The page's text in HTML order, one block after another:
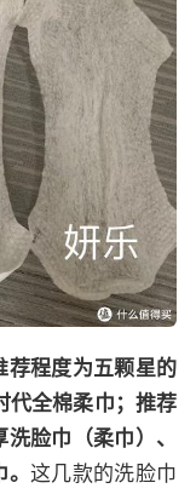
荐程度为五颗星的
代全棉柔巾；推荐
脸巾（柔巾）、
这几款的洗脸巾